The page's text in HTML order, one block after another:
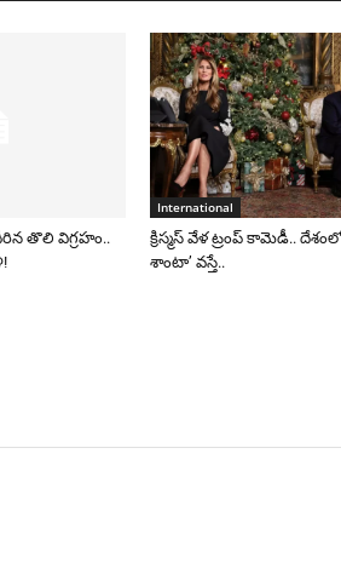
తొలి విగ్రహం..
International
క్రిస్మస్ వేళ ట్రంప్ కామెడీ..
శాంటా’ వస్తే..